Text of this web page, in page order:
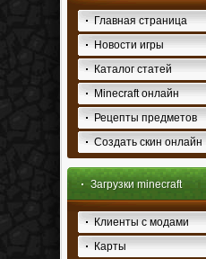
Главная страница
Новости игры
Каталог статей
Minecraft онлайн
Рецепты предметов
Создать скин онлайн
Загрузки minecraft
Клиенты с модами
Карты